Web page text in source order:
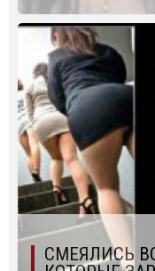
СМЕЯЛИСЬ